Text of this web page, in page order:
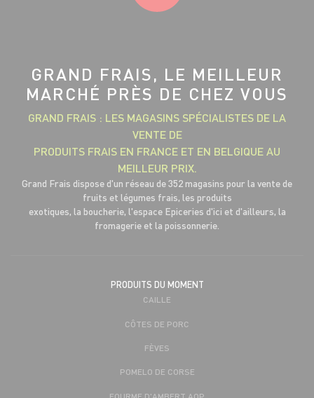
GRAND FRAIS, LE MEILLEUR
MARCHÉ PRÈS DE CHEZ VOUS
GRAND FRAIS : LES MAGASINS SPÉCIALISTES DE LA
VENTE DE
PRODUITS FRAIS EN FRANCE ET EN BELGIQUE AU
MEILLEUR PRIX.
Grand Frais dispose d'un réseau de 352 magasins pour la vente de
fruits et légumes frais, les produits
exotiques, la boucherie, l'espace Epiceries d'ici et d'ailleurs, la
fromagerie et la poissonnerie.
PRODUITS DU MOMENT
CAILLE
CÔTES DE PORC
FÈVES
POMELO DE CORSE
FOURME D'AMBERT AOP